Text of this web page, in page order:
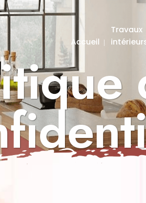
Accueil
Travaux